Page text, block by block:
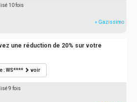
10 fois
» Gazissimo
une réduction de 20% sur votre
: WS**** voir
9 fois